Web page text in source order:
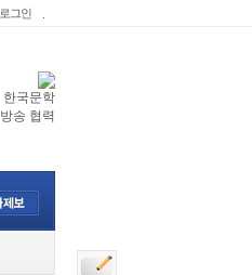
로그인
한국문학
방송 협력